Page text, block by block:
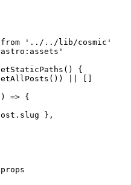
from ' ../../lib/cosmic '
astro:assets '
()
{
())
[]
) => {
. slug } ,
props